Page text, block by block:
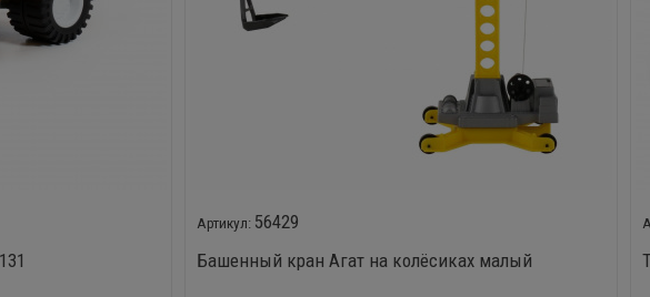
56429
Башенный кран Агат на колёсиках малый